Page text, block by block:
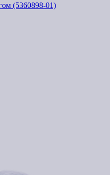
(5360898-01)